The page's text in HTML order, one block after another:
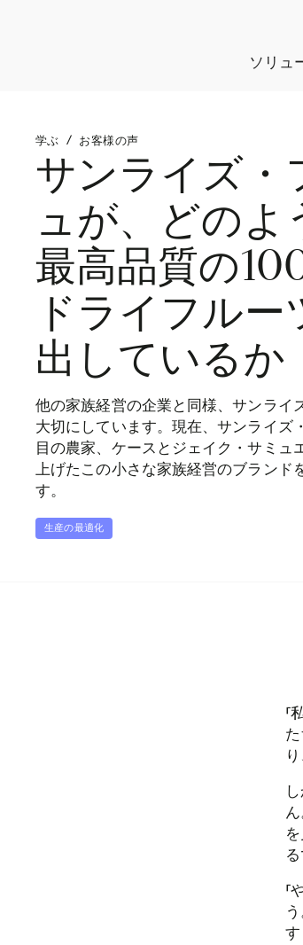
ソリュ
学ぶ / お客様の声
サンライズ・
ュが、どのよ
最高品質の
ドライフルー
出しているか
他の家族経営の企業と同様、サンライ
大切にしています。現在、サンライズ
目の農家、ケースとジェイク・サミュ
上げたこの小さな家族経営のブランド
す。
生産の最適化